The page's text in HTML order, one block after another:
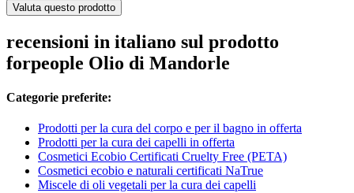
Valuta questo prodotto
recensioni in italiano sul prodotto
forpeople Olio di Mandorle
Categorie preferite:
Prodotti per la cura del corpo e per il bagno in offerta
Prodotti per la cura dei capelli in offerta
Cosmetici Ecobio Certificati Cruelty Free (PETA)
Cosmetici ecobio e naturali certificati NaTrue
Miscele di oli vegetali per la cura dei capelli